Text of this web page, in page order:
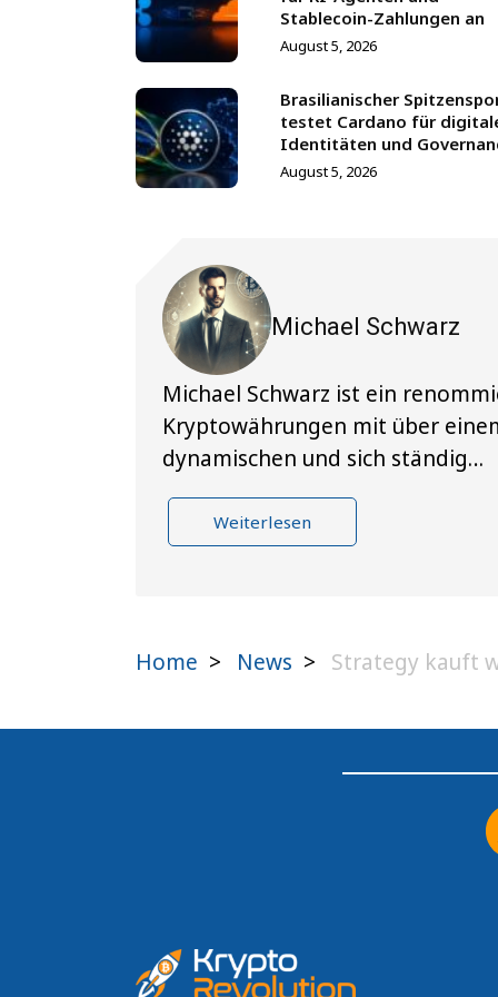
Stablecoin-Zahlungen an
August 5, 2026
Brasilianischer
testet Cardano für
Identitäten und
August 5, 2026
Michael Schwarz
Michael Schwarz ist ein
Kryptowährungen mit über
dynamischen und sich ständig…
Weiterlesen
Home > News > Strategy kauft